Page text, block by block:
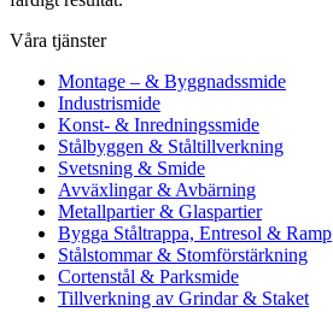
Våra tjänster
Montage – & Byggnadssmide
Industrismide
Konst- & Inredningssmide
Stålbyggen & Ståltillverkning
Svetsning & Smide
Avväxlingar & Avbärning
Metallpartier & Glaspartier
Bygga Ståltrappa, Entresol & Ramp
Stålstommar & Stomförstärkning
Cortenstål & Parksmide
Tillverkning av Grindar & Staket